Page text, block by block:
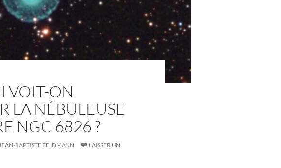
VOIT-ON
LA NÉBULEUSE
NGC 6826 ?
BAPTISTE FELDMANN
LAISSER UN